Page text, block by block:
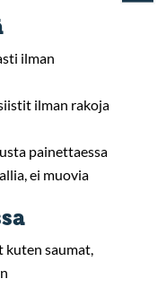
ilman
ilman rakoja
painettaessa
ei muovia
saumat,